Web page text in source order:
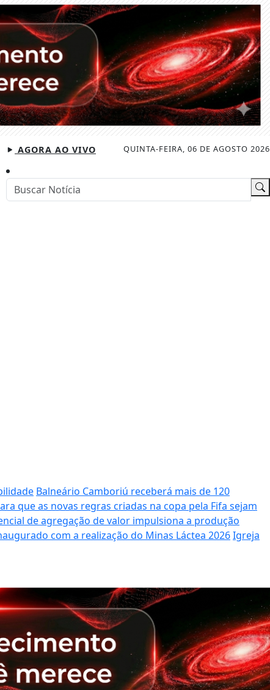
QUINTA-FEIRA, 06 DE AGOSTO 2026
AGORA AO VIVO
Balneário Camboriú receberá mais de 120
que as novas regras criadas na copa pela Fifa sejam
de agregação de valor impulsiona a produção
com a realização do Minas Láctea 2026Igreja